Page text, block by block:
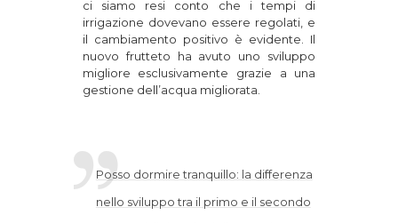
ci siamo resi conto che i tempi di
irrigazione dovevano essere regolati, e
il cambiamento positivo è evidente. Il
nuovo frutteto ha avuto uno sviluppo
migliore esclusivamente grazie a una
gestione dell’acqua migliorata.
Posso dormire tranquillo: la differenza
nello sviluppo tra il primo e il secondo